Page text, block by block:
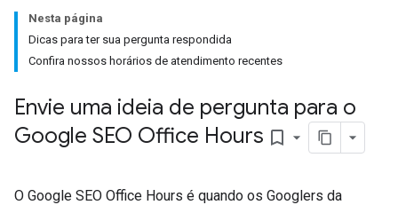
Nesta página
Dicas para ter sua pergunta respondida
Confira nossos horários de atendimento recentes
Envie uma ideia de pergunta para o
Google SEO Office Hours bookmark_border
O Google SEO Office Hours é quando os Googlers da